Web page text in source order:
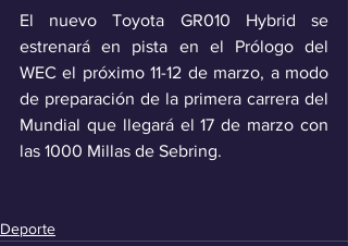
El nuevo Toyota GR010 Hybrid se
estrenará en pista en el Prólogo del
WEC el próximo 11-12 de marzo, a modo
de preparación de la primera carrera del
Mundial que llegará el 17 de marzo con
las 1000 Millas de Sebring.
Deporte